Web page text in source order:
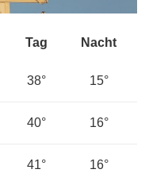
Tag Nacht
38° 15°
40° 16°
41° 16°